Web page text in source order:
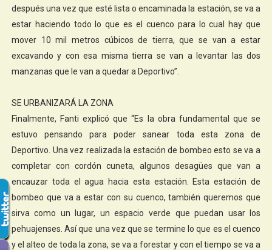
después una vez que esté lista o encaminada la estación, se va a
estar haciendo todo lo que es el cuenco para lo cual hay que
mover 10 mil metros cúbicos de tierra, que se van a estar
excavando y con esa misma tierra se van a levantar las dos
manzanas que le van a quedar a Deportivo”.
SE URBANIZARÁ LA ZONA
Finalmente, Fanti explicó que “Es la obra fundamental que se
estuvo pensando para poder sanear toda esta zona de
Deportivo. Una vez realizada la estación de bombeo esto se va a
completar con cordón cuneta, algunos desagües que van a
encauzar toda el agua hacia esta estación. Esta estación de
bombeo que va a estar con su cuenco, también queremos que
sirva como un lugar, un espacio verde que puedan usar los
pehuajenses. Así que una vez que se termine lo que es el cuenco
y el alteo de toda la zona, se va a forestar y con el tiempo se va a